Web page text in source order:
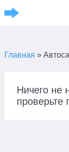
Главная »
Ничего не
проверьте